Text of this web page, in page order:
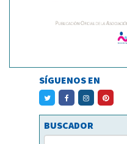
SÍGUENOS EN
BUSCADOR